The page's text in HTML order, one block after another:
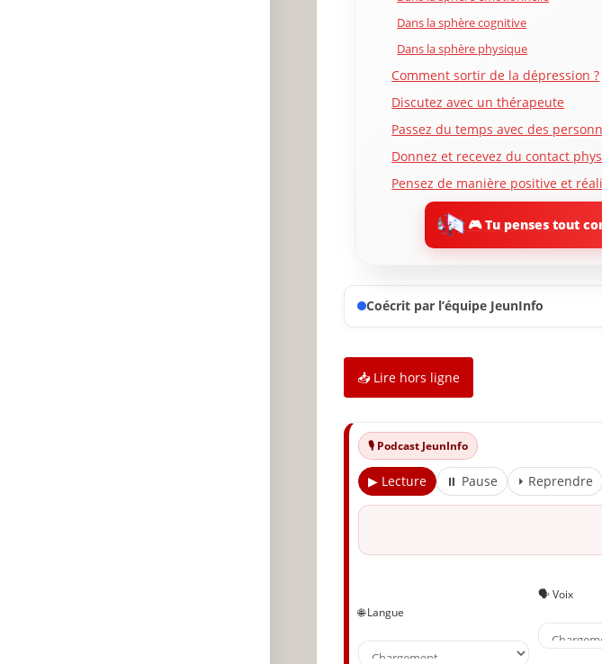
Dans la sphère cognitive
Dans la sphère physique
Comment sortir de la dépression ?
Discutez avec un thérapeute
Passez du temps avec des
Donnez et recevez du contact
Pensez de manière positive et
Faites-vous des compliments
Soyez ouvert à toute possibilité
Concentrez-vous sur votre santé
Faites régulièrement de l’exercice
Dormez mieux
Évitez les drogues et l’alcool
Sortez
Entrainez-vous à la méditation de
Prenez soin d’un être vivant
Utilisez des techniques de
🔥 À lire aussi sur JeunInfo
🎮 Tu penses tout
Coécrit par l’équipe JeunInfo
📥 Lire hors ligne
🎙️ Podcast JeunInfo
▶ Lecture ⏸ Pause ⏵ Reprendre
🌐 Langue
🗣️ Voix